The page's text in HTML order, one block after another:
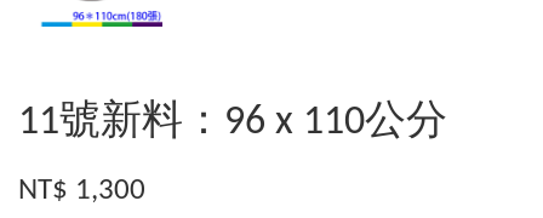
11號新料：96 x 110公分
NT$ 1,300